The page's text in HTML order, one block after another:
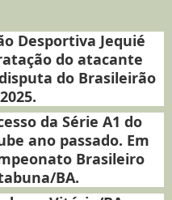
Desportiva Jequié
do atacante
do Brasileirão
da Série A1 do
ano passado. Em
Brasileiro
BA.